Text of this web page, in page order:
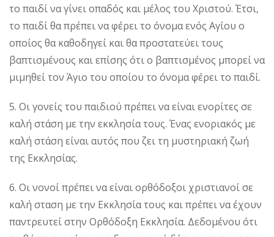
το παιδί να γίνει οπαδός και μέλος του Χριστού. Έτσι,
το παιδί θα πρέπει να φέρει το όνομα ενός Αγίου ο
οποίος θα καθοδηγεί και θα προστατεύει τους
βαπτισμένους και επίσης ότι ο βαπτισμένος μπορεί να
μιμηθεί τον Άγιο του οποίου το όνομα φέρει το παιδί.
5. Οι γονείς του παιδιού πρέπει να είναι ενορίτες σε
καλή στάση με την εκκλησία τους. Ένας ενοριακός με
καλή στάση είναι αυτός που ζει τη μυστηριακή ζωή
της Εκκλησίας.
6. Οι νονοί πρέπει να είναι ορθόδοξοι χριστιανοί σε
καλή σταση με την Εκκλησία τους και πρέπει να έχουν
παντρευτεί στην Ορθόδοξη Εκκλησία. Δεδομένου ότι